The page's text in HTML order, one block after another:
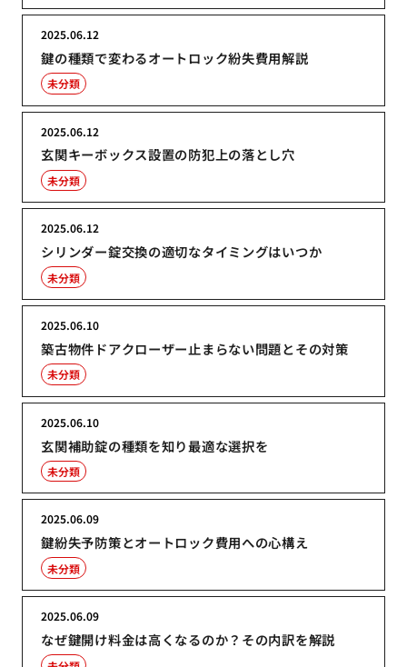
鍵の種類で変わるオートロック紛失費用解説
2025.06.12
未分類
玄関キーボックス設置の防犯上の落とし穴
2025.06.12
未分類
シリンダー錠交換の適切なタイミングはいつか
2025.06.12
未分類
築古物件ドアクローザー止まらない問題とその対策
2025.06.10
未分類
玄関補助錠の種類を知り最適な選択を
2025.06.10
未分類
鍵紛失予防策とオートロック費用への心構え
2025.06.09
未分類
なぜ鍵開け料金は高くなるのか？その内訳を解説
2025.06.09